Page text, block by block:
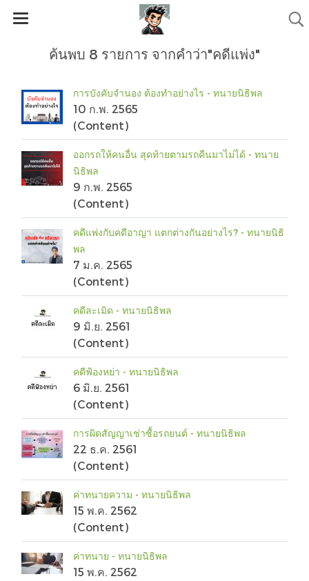
ค้นพบ 8 รายการ จากคำว่า"คดีแพ่ง"
การบังคับจำนอง ต้องทำอย่างไร - ทนายนิธิพล
10 ก.พ. 2565
(Content)
ออกรถให้คนอื่น สุดท้ายตามรถคืนมาไม่ได้ - ทนาย
นิธิพล
9 ก.พ. 2565
(Content)
คดีแพ่งกับคดีอาญา แตกต่างกันอย่างไร? - ทนายนิธิ
พล
7 ม.ค. 2565
(Content)
คดีละเมิด - ทนายนิธิพล
9 มิ.ย. 2561
(Content)
คดีฟ้องหย่า - ทนายนิธิพล
6 มิ.ย. 2561
(Content)
การผิดสัญญาเช่าซื้อรถยนต์ - ทนายนิธิพล
22 ธ.ค. 2561
(Content)
ค่าทนายความ - ทนายนิธิพล
15 พ.ค. 2562
(Content)
ค่าทนาย - ทนายนิธิพล
15 พ.ค. 2562